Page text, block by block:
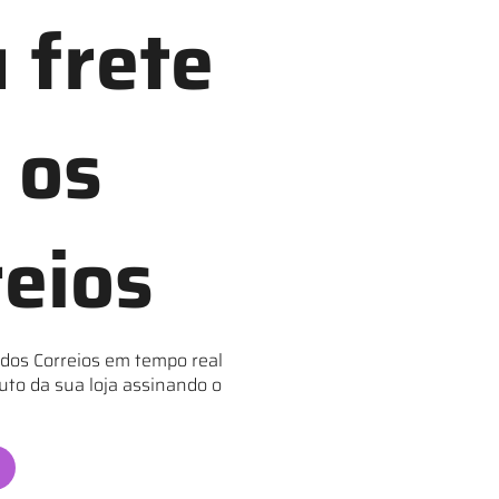
frete
Correios em tempo real
da sua loja assinando o